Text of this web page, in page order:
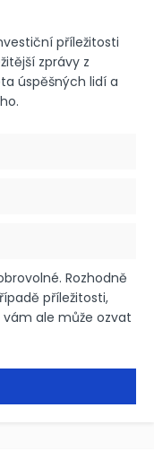
příležitosti
zprávy z
úspěšných lidí a
Rozhodně
příležitosti,
ale může ozvat